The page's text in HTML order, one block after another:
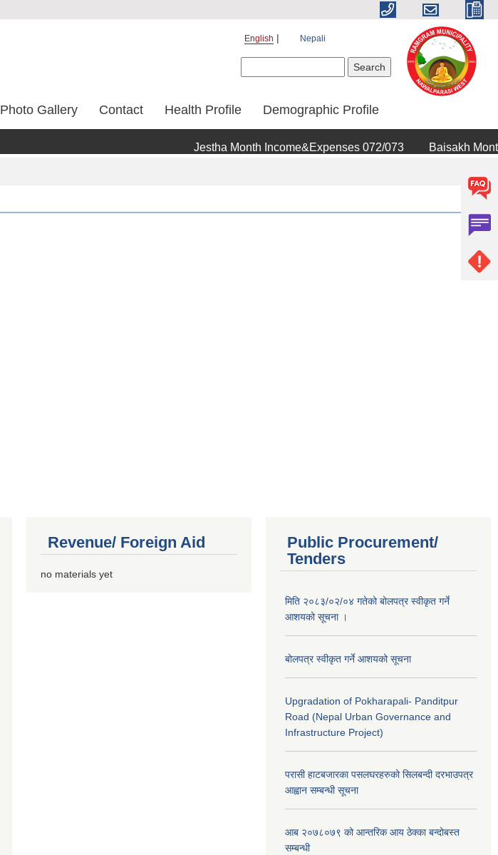
English Nepali
Photo Gallery Contact Health Profile Demographic Profile
Jestha Month Income&Expenses 072/073 Baisakh
Revenue/ Foreign Aid
no materials yet
Public Procurement/
Tenders
मिति २०८३/०२/०४ गतेको बोलपत्र स्वीकृत गर्ने
आशयको सूचना ।
बोलपत्र स्वीकृत गर्ने आशयको सूचना
Upgradation of Pokharapali- Panditpur
Road (Nepal Urban Governance and
Infrastructure Project)
परासी हाटबजारका पसलघरहरुको सिलबन्दी दरभाउपत्र
आह्वान सम्बन्धी सूचना
आ‍ब २०७८०७९ को आन्तरिक आय ठेक्का बन्दोबस्त
सम्बन्धी